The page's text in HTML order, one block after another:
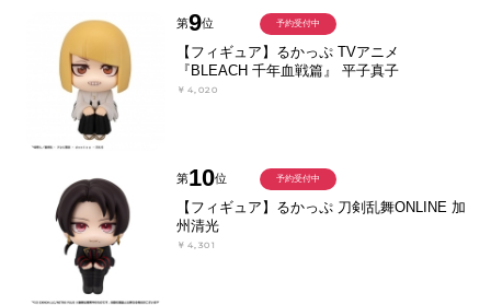
第9位
【フィギュア】るかっぷ TVアニメ
『BLEACH 千年血戦篇』 平子真子
￥4,020
予約受付中
第10位
【フィギュア】るかっぷ 刀剣乱舞ONLINE 加
州清光
￥4,301
予約受付中